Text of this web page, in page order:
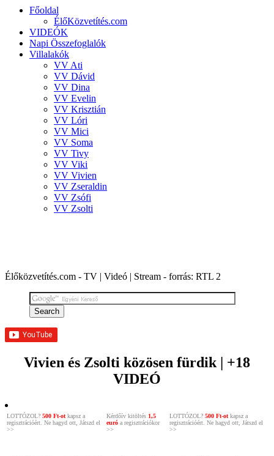
Főoldal
ÉlőKözvetítés.com
VIDEÓK
Napi Összefoglalók
Villalakók
VV Ati
VV Dávid
VV Dina
VV Evelin
VV Krisztián
VV Lóri
VV Mici
VV Soma
VV Tivy
VV Viki
VV Vivien
VV Zseraldin
VV Zsófi
VV Zsolti
Élőközvetítés.com - TV | Videó | Stream - forrás: RTL 2
Vivien és Zsolti közösen fürdik | +18
VIDEÓ
LOTTÓZOL? 500 Ft-otkapsz a
regisztrációért. Ne hagyd ott, Játszd el
>>
Kérdőív kitöltés 1,5
euró a regisztrációkor
>>
LOTTÓZOL? 500 Ft-otkapsz a
regisztrációért. Ne hagyd ott, Játszd el
>>